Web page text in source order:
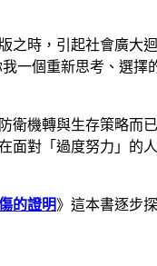
之時，引起社會廣大
一個重新思考、選擇
衛機轉與生存策略而
面對「過度努力」的
的證明》這本書逐步